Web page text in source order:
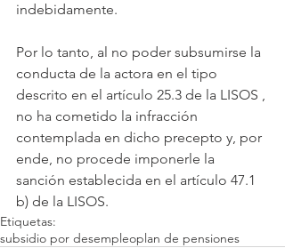
indebidamente.
Por lo tanto, al no poder subsumirse la
conducta de la actora en el tipo
descrito en el artículo 25.3 de la LISOS ,
no ha cometido la infracción
contemplada en dicho precepto y, por
ende, no procede imponerle la
sanción establecida en el artículo 47.1
b) de la LISOS.
Etiquetas:
subsidio por desempleoplan de pensiones